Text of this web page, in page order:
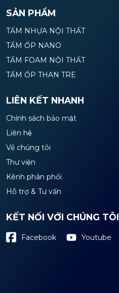
SẢN PHẨM
TẤM NHỰA NỘI THẤT
TẤM ỐP NANO
TẤM FOAM NỘI THẤT
TẤM ỐP THAN TRE
LIÊN KẾT NHANH
Chính sách bảo mật
Liên hệ
Về chúng tôi
Thư viện
Kênh phân phối
Hỗ trợ & Tư vấn
KẾT NỐI VỚI CHÚNG TÔI
Facebook Youtube